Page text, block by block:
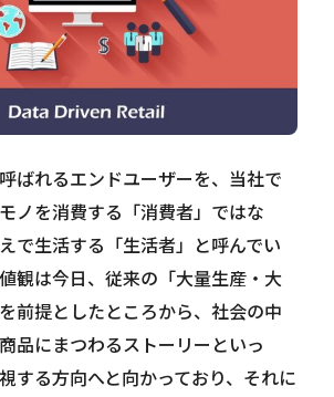
EN
JP
ばれるエンドユーザーを、当社で
ノを消費する「消費者」ではな
で生活する「生活者」と呼んでい
観は今日、従来の「大量生産・大
前提としたところから、社会の中
品にまつわるストーリーといっ
する方向へと向かっており、それに